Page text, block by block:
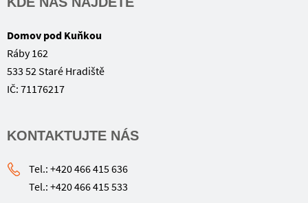
Domov pod Kuňkou
Ráby 162
533 52 Staré Hradiště
IČ: 71176217
KONTAKTUJTE NÁS
Tel.: +420 466 415 636
Tel.: +420 466 415 533